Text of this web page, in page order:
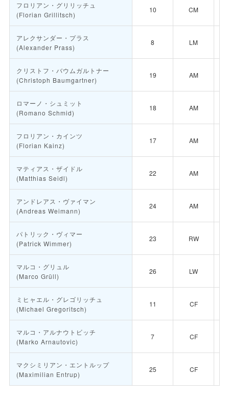
フロリアン・グリリッチュ
(Florian Grillitsch)
10 CM
アレクサンダー・プラス
(Alexander Prass)
8 LM
クリストフ・バウムガルトナー
(Christoph Baumgartner)
19 AM
ロマーノ・シュミット
(Romano Schmid)
18 AM
フロリアン・カインツ
(Florian Kainz)
17 AM
マティアス・ザイドル
(Matthias Seidl)
22 AM
アンドレアス・ヴァイマン
(Andreas Weimann)
24 AM
パトリック・ヴィマー
(Patrick Wimmer)
23 RW
マルコ・グリュル
(Marco Grüll)
26 LW
ミヒャエル・グレゴリッチュ
(Michael Gregoritsch)
11 CF
マルコ・アルナウトビッチ
(Marko Arnautovic)
7 CF
マクシミリアン・エントルップ
(Maximilian Entrup)
25 CF